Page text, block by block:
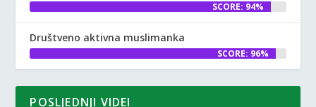
SCORE: 94%
Društveno aktivna muslimanka
SCORE: 96%
POSLJEDNJI VIDEI